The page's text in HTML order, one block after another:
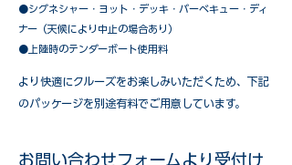
​●シグネシャー・ヨット・デッキ・バーベキュー・ディ
ナー（天候により中止の場合あり）
●上陸時のテンダーボート使用料
​より快適にクルーズをお楽しみいただくため、下記
のパッケージを別途有料でご用意しています。​
お問い合わせフォームより 受付け